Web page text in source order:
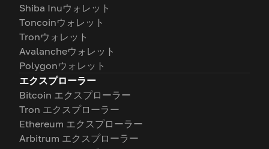
Shiba Inuウォレット
Toncoinウォレット
Tronウォレット
Avalancheウォレット
Polygonウォレット
エクスプローラー
Bitcoin エクスプローラー
Tron エクスプローラー
Ethereum エクスプローラー
Arbitrum エクスプローラー